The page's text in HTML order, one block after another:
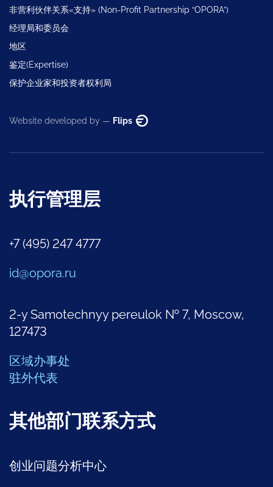
非营利伙伴关系«支持» (Non-Profit Partnership “OPORA”)
经理局和委员会
地区
鉴定(Expertise)
保护企业家和投资者权利局
Website developed by — Flips
执行管理层
+7 (495) 247 4777
id@opora.ru
2-y Samotechnyy pereulok № 7, Moscow,
127473
区域办事处
驻外代表
其他部门联系方式
创业问题分析中心